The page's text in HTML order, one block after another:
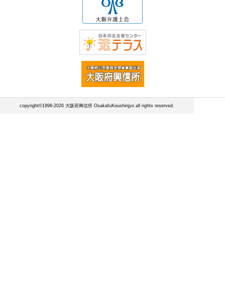
copyright©1998-2026 大阪府興信所 OsakafuKoushinjyo all rights reserved.